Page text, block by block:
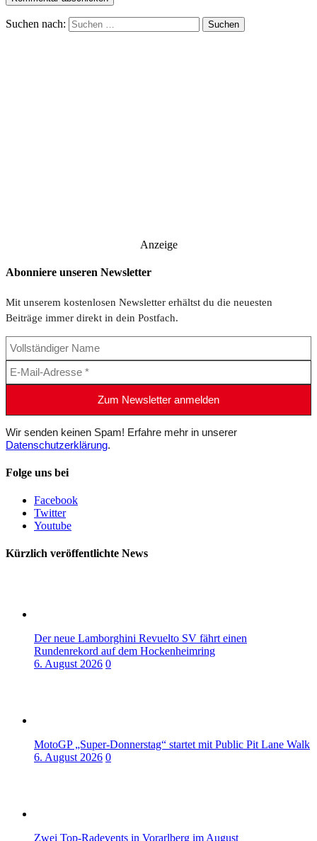
Suchen nach:
Anzeige
Abonniere unseren Newsletter
Mit unserem kostenlosen Newsletter erhältst du die neuesten
Beiträge immer direkt in dein Postfach.
Wir senden keinen Spam! Erfahre mehr in unserer
Datenschutzerklärung.
Folge uns bei
Facebook
Twitter
Youtube
Kürzlich veröffentlichte News
Der neue Lamborghini Revuelto SV fährt einen
Rundenrekord auf dem Hockenheimring
6. August 2026 0
MotoGP „Super-Donnerstag“ startet mit Public Pit Lane Walk
6. August 2026 0
Zwei Top-Radevents in Vorarlberg im August